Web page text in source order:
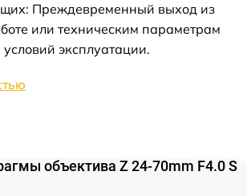
Преждевременный выход из
или техническим параметрам
эксплуатации.
объектива Z 24-70mm F4.0 S